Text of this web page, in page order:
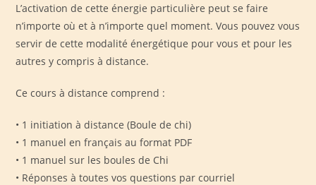
L’activation de cette énergie particulière peut se faire
n’importe où et à n’importe quel moment. Vous pouvez vous
servir de cette modalité énergétique pour vous et pour les
autres y compris à distance.
Ce cours à distance comprend :
• 1 initiation à distance (Boule de chi)
• 1 manuel en français au format PDF
• 1 manuel sur les boules de Chi
• Réponses à toutes vos questions par courriel